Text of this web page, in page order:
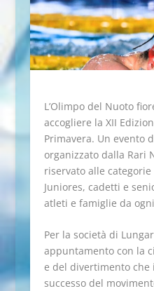
L’Olimpo del Nuoto
accogliere la XII
Primavera. Un evento
organizzato dalla Rari
riservato alle categorie
Juniores, cadetti e
atleti e famiglie da
Per la società di
appuntamento con la
e del divertimento
successo del